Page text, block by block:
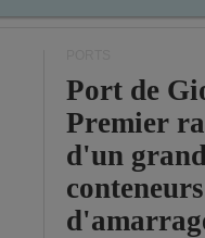
Port de
Premier
d'un